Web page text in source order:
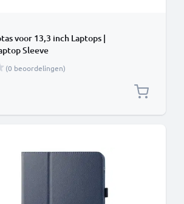
voor 13,3 inch Laptops |
Sleeve
(0 beoordelingen)